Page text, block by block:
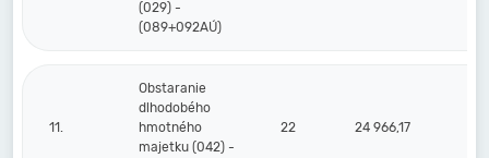
(029) -
(089+092AÚ)
11.
Obstaranie
dlhodobého
hmotného
majetku (042) -
22 24 966,17